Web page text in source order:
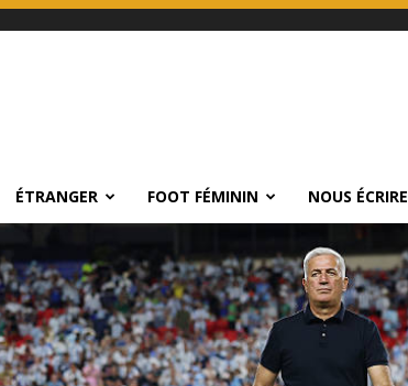
ÉTRANGER FOOT FÉMININ NOUS ÉCRIRE